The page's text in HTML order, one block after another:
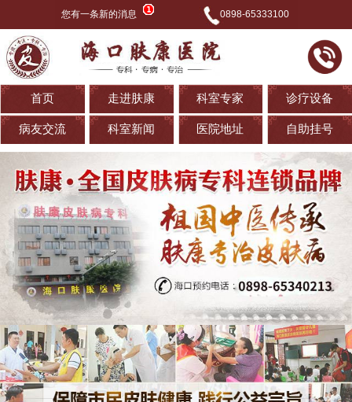
您有一条新的消息 0898-65333100
首页 走进肤康 科室专家 诊疗设备
病友交流 科室新闻 医院地址 自助挂号